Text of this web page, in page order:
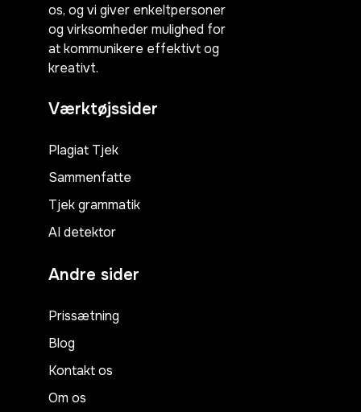
os, og vi giver enkeltpersoner
og virksomheder mulighed for
at kommunikere effektivt og
kreativt.
Værktøjssider
Plagiat Tjek
Sammenfatte
Tjek grammatik
AI detektor
Andre sider
Prissætning
Blog
Kontakt os
Om os